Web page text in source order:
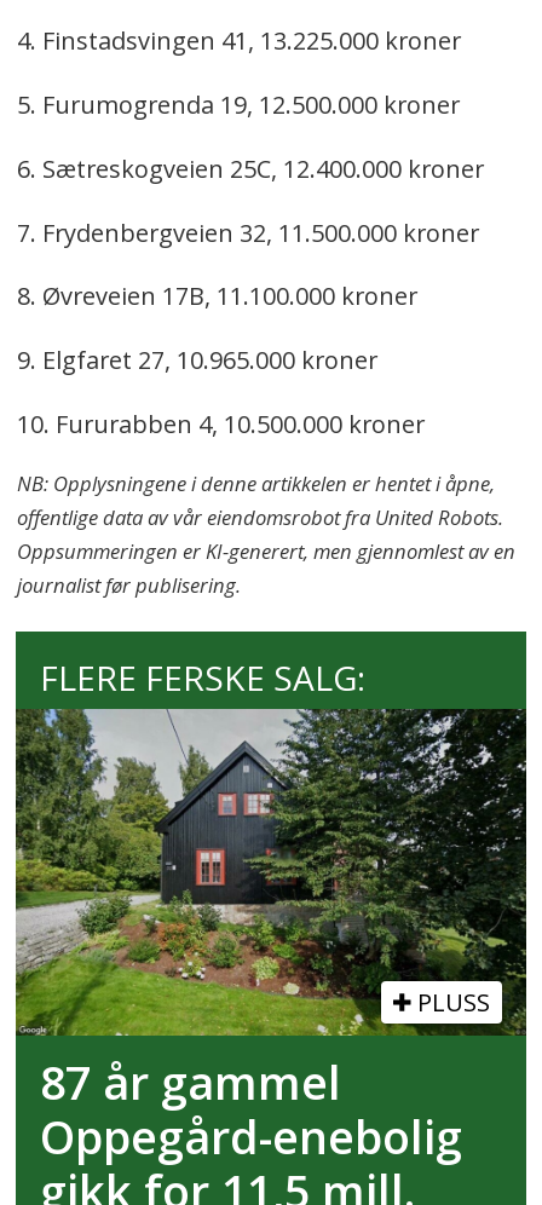
4. Finstadsvingen 41, 13.225.000 kroner
5. Furumogrenda 19, 12.500.000 kroner
6. Sætreskogveien 25C, 12.400.000 kroner
7. Frydenbergveien 32, 11.500.000 kroner
8. Øvreveien 17B, 11.100.000 kroner
9. Elgfaret 27, 10.965.000 kroner
10. Fururabben 4, 10.500.000 kroner
NB: Opplysningene i denne artikkelen er hentet i åpne,
offentlige data av vår eiendomsrobot fra United Robots.
Oppsummeringen er KI-generert, men gjennomlest av en
journalist før publisering.
FLERE FERSKE SALG:
PLUSS
87 år gammel
Oppegård-enebolig
gikk for 11,5 mill.